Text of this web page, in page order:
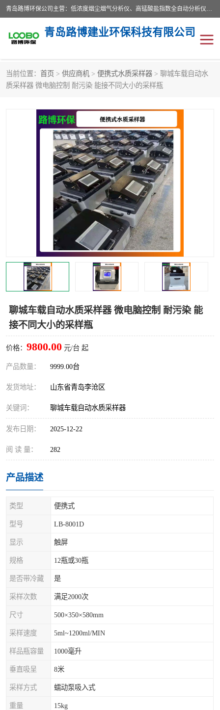
青岛路博环保公司主营：低浓度烟尘烟气分析仪、高锰酸盐指数全自动分析仪、便携式超声波明渠流量计、便携式水质采样器、恒温恒湿称重系统、手持式油烟检测仪等;是一家集环保科研、设计、生产、维护、销售和系统集成为一体的综合性高科技企业。路博人秉承"科学技术是第一生产力的重要理念，倡导环境友好型的生产、生活和消费方式。
青岛路博建业环保科技有限公司
当前位置： 首页 > 供应商机 > 便携式水质采样器 > 聊城车载自动水
质采样器 微电脑控制 耐污染 能接不同大小的采样瓶
聊城车载自动水质采样器 微电脑控制 耐污染 能
接不同大小的采样瓶
价格： 9800.00 元/台 起
产品数量： 9999.00台
发货地址： 山东省青岛李沧区
关键词： 聊城车载自动水质采样器
发布日期： 2025-12-22
阅 读 量： 282
产品描述
类型 便携式
型号 LB-8001D
显示 触屏
规格 12瓶或30瓶
是否带冷藏 是
采样次数 满足2000次
尺寸 500×350×580mm
采样速度 5ml~1200ml/MIN
样品瓶容量 1000毫升
垂直吸呈 8米
采样方式 蠕动泵吸入式
重量 15kg
生物安全柜 气体检测仪
水质检测仪 手持式油烟检测仪
恒温恒湿称重系统 二恶英采集器
实验室仪器 LB-8110降水降尘采样器
便携式水质采样器 LB-7035油气回收
便携式超声波明渠流量计 大气环境采样器
LB-4200高锰酸盐指数仪 LB-62便携式烟气分析仪
烟尘烟气设备 大气采样器
粉尘设备
新宇宙仪器
烟尘净化器